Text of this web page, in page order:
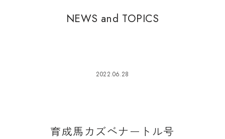
NEWS and TOPICS
2022.06.28
育成馬 カ ズベナ ー ト ル号